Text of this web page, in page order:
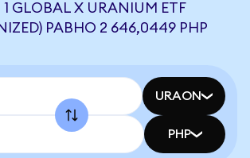
GLOBAL X URANIUM ETF
РАВНО 2 646,0449 PHP
URAON
PHP